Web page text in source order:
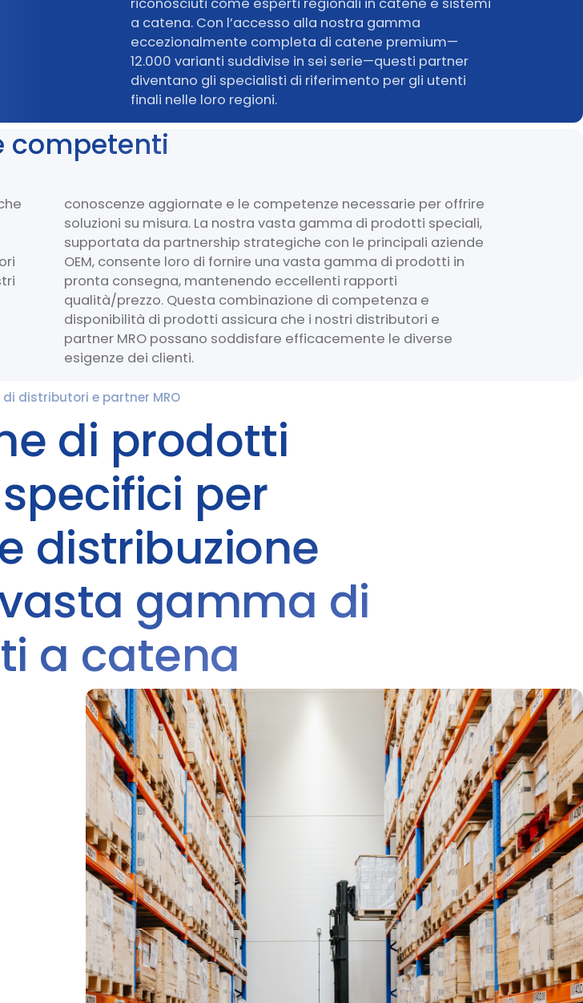
a catena. Con l’accesso alla nostra gamma
eccezionalmente completa di catene premium—
12.000 varianti suddivise in sei serie—questi partner
diventano gli specialisti di riferimento per gli utenti
finali nelle loro regioni.
competenti
conoscenze aggiornate e le competenze necessarie per offrire
soluzioni su misura. La nostra vasta gamma di prodotti speciali,
supportata da partnership strategiche con le principali aziende
OEM, consente loro di fornire una vasta gamma di prodotti in
pronta consegna, mantenendo eccellenti rapporti
qualità/prezzo. Questa combinazione di competenza e
disponibilità di prodotti assicura che i nostri distributori e
partner MRO possano soddisfare efficacemente le diverse
esigenze dei clienti.
di distributori e partner MRO
di prodotti
per
distribuzione
gamma di
a catena